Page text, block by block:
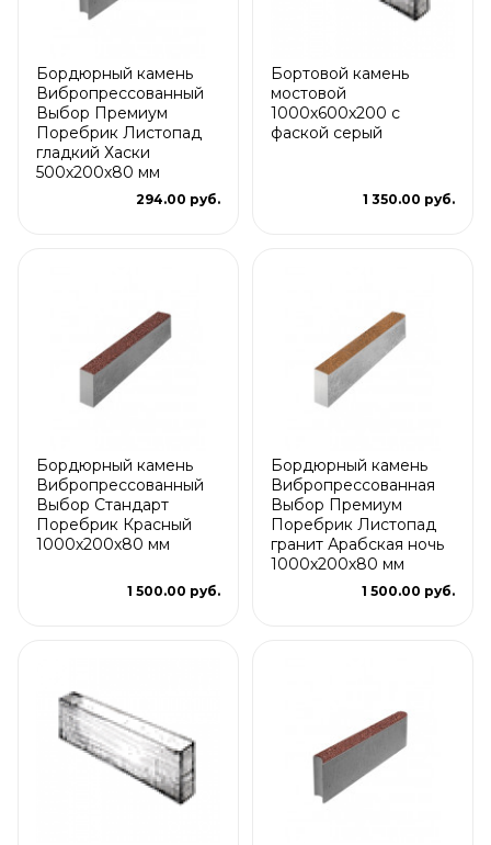
Бордюрный камень
Вибропрессованный
Выбор Премиум
Поребрик Листопад
гладкий Хаски
500х200х80 мм
294.00 руб.
Бортовой камень
мостовой
1000х600x200 с
фаской серый
1 350.00 руб.
Бордюрный камень
Вибропрессованный
Выбор Стандарт
Поребрик Красный
1000х200х80 мм
1 500.00 руб.
Бордюрный камень
Вибропрессованная
Выбор Премиум
Поребрик Листопад
гранит Арабская ночь
1000х200х80 мм
1 500.00 руб.